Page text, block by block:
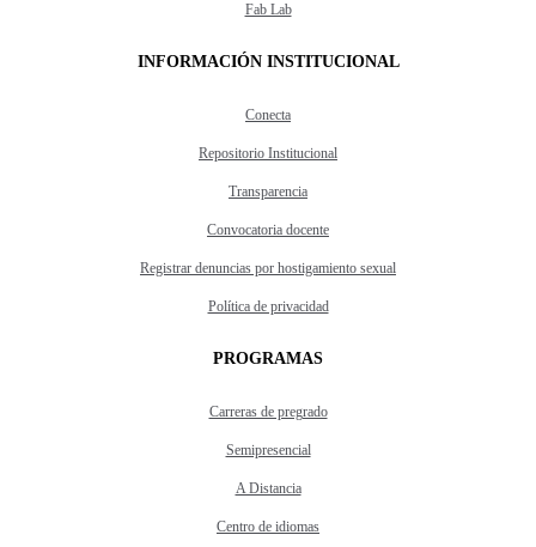
Fab Lab
INFORMACIÓN INSTITUCIONAL
Conecta
Repositorio Institucional
Transparencia
Convocatoria docente
Registrar denuncias por hostigamiento sexual
Política de privacidad
PROGRAMAS
Carreras de pregrado
Semipresencial
A Distancia
Centro de idiomas